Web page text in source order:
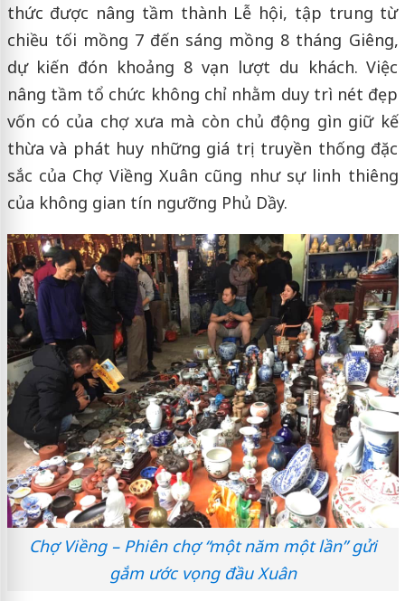
thức được nâng tầm thành Lễ hội, tập trung từ
chiều tối mồng 7 đến sáng mồng 8 tháng Giêng,
dự kiến đón khoảng 8 vạn lượt du khách. Việc
nâng tầm tổ chức không chỉ nhằm duy trì nét đẹp
vốn có của chợ xưa mà còn chủ động gìn giữ kế
thừa và phát huy những giá trị truyền thống đặc
sắc của Chợ Viềng Xuân cũng như sự linh thiêng
của không gian tín ngưỡng Phủ Dầy.
Chợ Viềng – Phiên chợ “một năm một lần” gửi
gắm ước vọng đầu Xuân